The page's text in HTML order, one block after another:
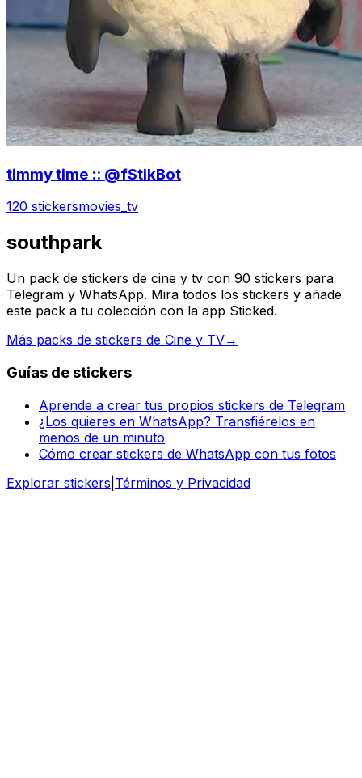
timmy time :: @fStikBot
120 stickersmovies_tv
southpark
Un pack de stickers de cine y tv con 90 stickers para
Telegram y WhatsApp. Mira todos los stickers y añade
este pack a tu colección con la app Sticked.
Más packs de stickers de Cine y TV→
Guías de stickers
Aprende a crear tus propios stickers de Telegram
¿Los quieres en WhatsApp? Transfiérelos en
menos de un minuto
Cómo crear stickers de WhatsApp con tus fotos
Explorar stickers Términos y Privacidad